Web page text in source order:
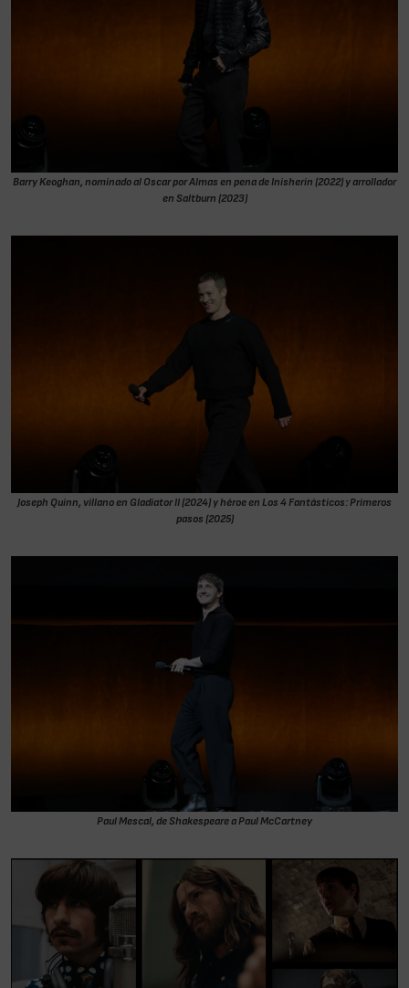
Barry Keoghan, nominado al Oscar por Almas en pena de Inisherin (2022) y arrollador
en Saltburn (2023)
Joseph Quinn, villano en Gladiator II (2024) y héroe en Los 4 Fantásticos: Primeros
pasos (2025)
Paul Mescal, de Shakespeare a Paul McCartney